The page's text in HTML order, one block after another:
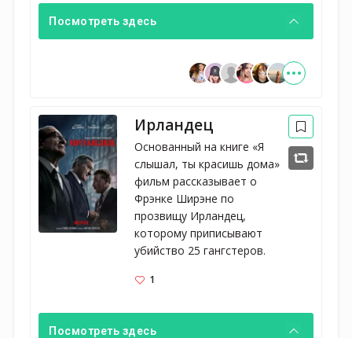
Посмотреть здесь
Ирландец
Основанный на книге «Я
слышал, ты красишь дома»
фильм рассказывает о
Фрэнке Ширэне по
прозвищу Ирландец,
которому приписывают
убийство 25 гангстеров.
1
Посмотреть здесь